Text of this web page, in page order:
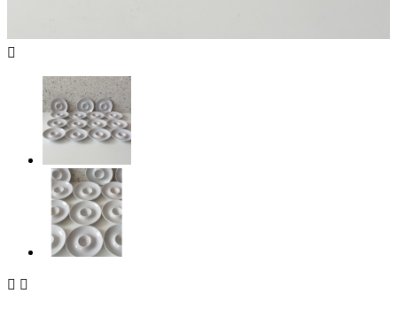

 